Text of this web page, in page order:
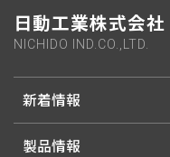
日動工業株式会社
NICHIDO IND.CO.,LTD.
新着情報
製品情報